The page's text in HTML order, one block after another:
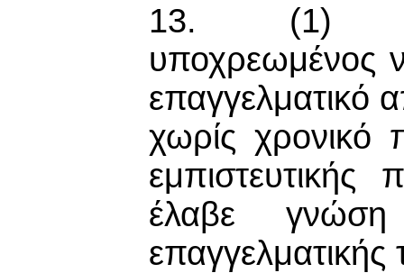
13. (1) Ο
υποχρεωμένος
επαγγελματικό
χωρίς χρονικό
έλαβε
επαγγελματικής